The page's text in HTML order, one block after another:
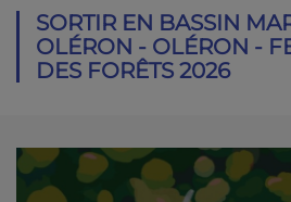
SORTIR EN BASSIN
OLÉRON - OLÉRON -
DES FORÊTS 2026